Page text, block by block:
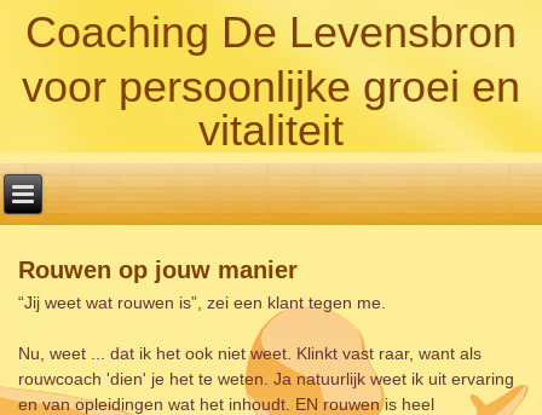
Coaching De Levensbron
voor persoonlijke groei en
vitaliteit
Rouwen op jouw manier
“Jij weet wat rouwen is”, zei een klant tegen me.
Nu, weet ... dat ik het ook niet weet. Klinkt vast raar, want als
rouwcoach 'dien' je het te weten. Ja natuurlijk weet ik uit ervaring
en van opleidingen wat het inhoudt. EN rouwen is heel